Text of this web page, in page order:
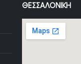
ΘΕΣΣΑΛΟΝΊΚΗ